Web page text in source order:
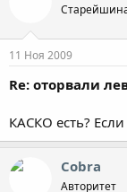
11 Ноя 2009
Re: оторвали
КАСКО есть?
Cobra
Авторитет